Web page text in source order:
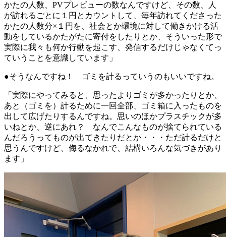
かたの人数、PVプレビューの数なんですけど、その数、人
が訪れるごとに１円とカウントして、毎年訪れてくださった
かたの人数分×１円を、社会とか環境に対して働きかける活
動をしているかたがたに寄付をしたりとか、そういった形で
実際に我々も何か行動を起こす、発信するだけじゃなくてっ
ていうことを意識しています」
●そうなんですね！ ゴミを計るっていうのもいいですね。
「実際にやってみると、思ったよりゴミが多かったりとか、
あと（ゴミを）計るために一回全部、ゴミ箱に入ったものを
出して広げたりするんですね。思いのほかプラスチックが多
いねとか、逆にあれ？ なんでこんなものが捨てられている
んだろうってものが出てきたりだとか・・・ただ計るだけと
思うんですけど、侮るなかれで、結構いろんな気づきがあり
ます」